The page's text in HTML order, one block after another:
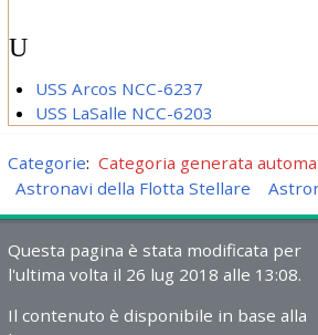
U
USS Arcos NCC-6237
USS LaSalle NCC-6203
Categorie: Categoria generata
Astronavi della Flotta Stellare
Questa pagina è stata modificata per
l'ultima volta il 26 lug 2018 alle 13:08.
Il contenuto è disponibile in base alla